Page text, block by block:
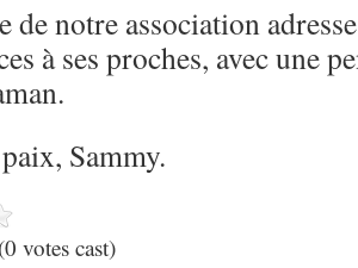
de notre association
à ses proches, avec une
Sammy.
(0 votes cast)